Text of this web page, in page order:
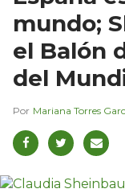
mundo;
el Balón
del
Mariana Torres